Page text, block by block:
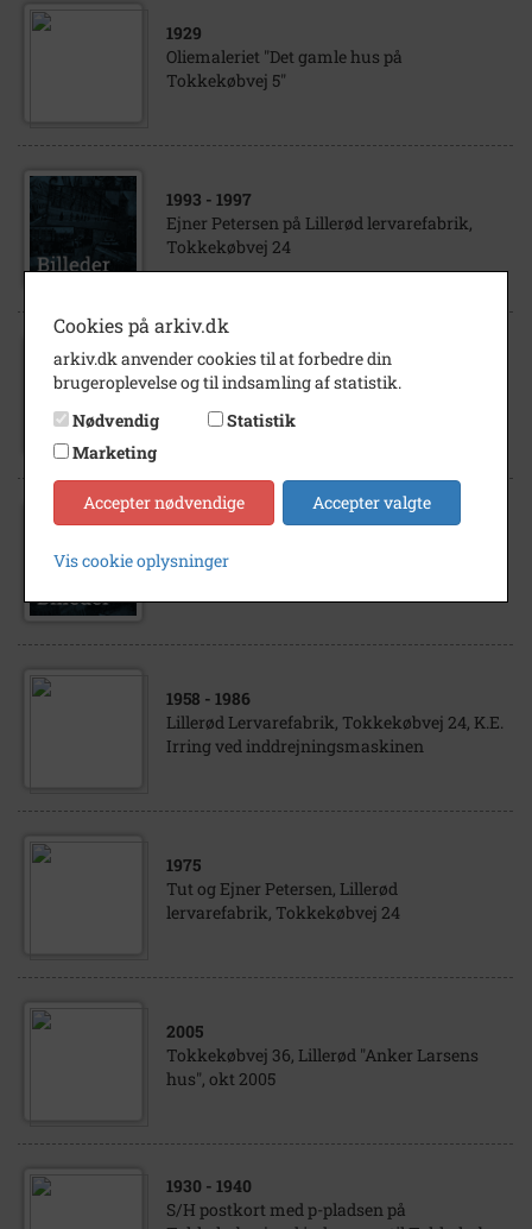
1929
Oliemaleriet "Det gamle hus på
Tokkekøbvej 5"
1993 - 1997
Ejner Petersen på Lillerød lervarefabrik,
Tokkekøbvej 24
1950- 1960
Lillerød lervarefabrik, Tokkekøbvej 24, Tut
Petersen
1947
SH postkort af indgangen til Tokkekøb
1958 - 1986
Lillerød Lervarefabrik, Tokkekøbvej 24, K.E.
Irring ved inddrejningsmaskinen
1975
Tut og Ejner Petersen, Lillerød
lervarefabrik, Tokkekøbvej 24
2005
Tokkekøbvej 36, Lillerød "Anker Larsens
hus", okt 2005
1930 - 1940
S/H postkort med p-pladsen på
Cookies på arkiv.dk
arkiv.dk anvender cookies til at forbedre din
brugeroplevelse og til indsamling af statistik.
Nødvendig
Statistik
Marketing
Accepter nødvendige Accepter valgte
Vis cookie oplysninger